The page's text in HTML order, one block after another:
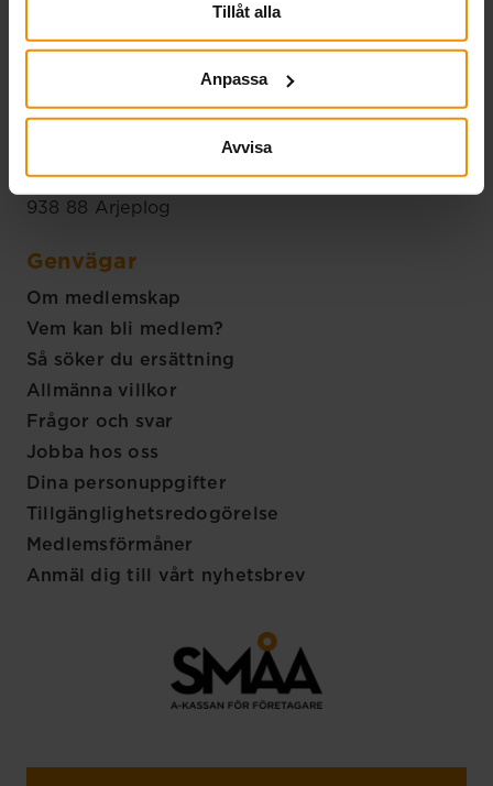
Tillåt alla
Anpassa
Avvisa
Handlingar skickas till:
938 88 Arjeplog
Genvägar
Om medlemskap
Vem kan bli medlem?
Så söker du ersättning
Allmänna villkor
Frågor och svar
Jobba hos oss
Dina personuppgifter
Tillgänglighetsredogörelse
Medlemsförmåner
Anmäl dig till vårt nyhetsbrev